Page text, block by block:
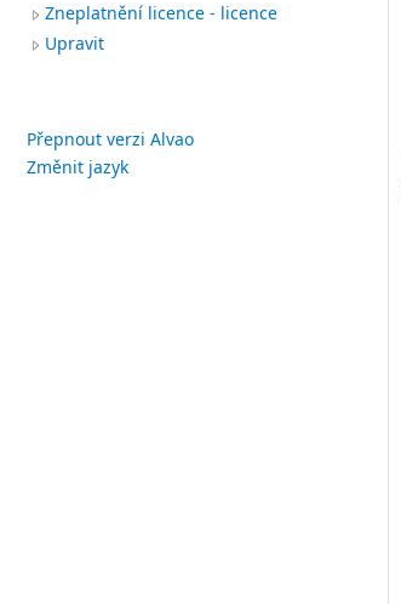
Zneplatnění licence - licence
Upravit
Přepnout verzi Alvao
Změnit jazyk